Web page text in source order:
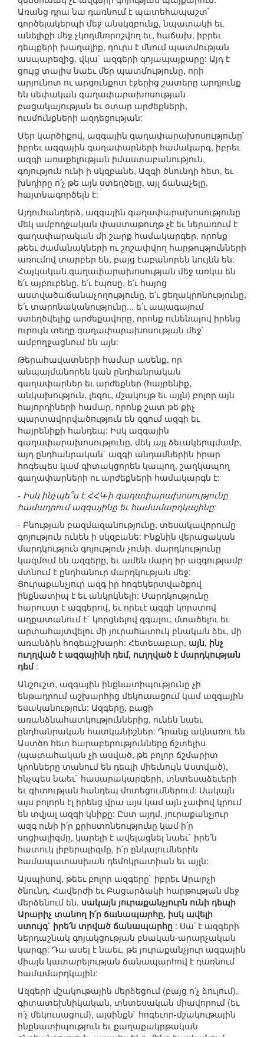
Առանց դրա նա դառնում է պատեհապաշտ`
գործելակերպի մեջ անսկզբունք, նպատակի եւ
անելիքի մեջ չկողմնորոշվող եւ, հաճախ, իբրեւ
դեպքերի խաղալիք, դուրս է մնում պատմության
ասպարեզից. վկա` ազգերի գոյապայքարը: Այդ է
ցույց տալիս նաեւ մեր պատմությունը, որի
արյունոտ ու արցունքոտ էջերից շատերը արդյունք
են սեփական գաղափարախոսության
բացակայության եւ օտար արժեքների,
ուսմունքների ազդեցության:
Մեր կարծիքով, ազգային գաղափարախոսությունը`
իբրեւ ազգային գաղափարների համակարգ, իբրեւ
ազգի առաքելության իմաստաբանություն,
գոյություն ունի ի սկզբանե, Ազգի ծնունդի հետ, եւ
խնդիրը ո՛չ թե այն ստեղծելը, այլ ճանաչելը,
հայտնագործելն է:
Այդուհանդերձ, ազգային գաղափարախոսությունը
մեկ ամբողջական փաստաթուղթ չէ եւ ներառում է
գաղափարական մի շարք համակարգեր, որոնք
թեեւ ժամանակների ու շոշափվող հարթությունների
առումով տարբեր են, բայց էաբանորեն նույնն են:
Հայկական գաղափարախոսության մեջ առկա են
ե՛ւ այբուբենը, ե՛ւ էպոսը, ե՛ւ հայոց
աստվածաճանաչողությունը, ե՛ւ ցեղակրոնությունը,
ե՛ւ տարոնականությունը... ե՛ւ ապագայում
ստեղծվելիք արժեքավորը, որոնք ունենալով իրենց
ուրույն տեղը գաղափարախոսության մեջ`
ամբողջացնում են այն:
Թերահավատների համար ասենք, որ
անպայմանորեն կան ընդհանրական
գաղափարներ եւ արժեքներ (հայրենիք,
անկախություն, լեզու, մշակույթ եւ այլն) բոլոր այն
հայորդիների համար, որոնք շատ թե քիչ
պարտավորվածություն են զգում ազգի եւ
հայրենիքի հանդեպ: Իսկ ազգային
գաղափարախոսությունը, մեկ այլ ձեւակերպմամբ,
այդ ընդհանրական` ազգի անդամներին իրար
հոգեպես կամ գիտակցորեն կապող, շաղկապող
գաղափարների ու արժեքների համակարգն է:
- Իսկ ինչպե՞ս է ՀՀԿ-ի գաղափարախոսությունը
համադրում ազգայինը եւ համամարդկայինը:
- Բնության բազմազանությունը, տեսակավորումը
գոյություն ունեն ի սկզբանե: Ինքնին վերացական
մարդկություն գոյություն չունի. մարդկությունը
կազմում են ազգերը, եւ ամեն մարդ իր ազգությամբ
մտնում է ընդհանուր մարդկության մեջ:
Յուրաքանչյուր ազգ իր հոգեկերտվածքով
ինքնատիպ է եւ անկրկնելի: Մարդկությունը
հարուստ է ազգերով, եւ որեւէ ազգի կորստով
աղքատանում է` կորցնելով զգալու, մտածելու եւ
արտահայտվելու մի յուրահատուկ բնական ձեւ, մի
առանձին հոգեաշխարհ: Հետեւաբար, այն, ինչ
ուղղված է ազգայինի դեմ, ուղղված է մարդկության
դեմ:
Անշուշտ, ազգային ինքնատիպությունը չի
ենթադրում աշխարհից մեկուսացում կամ ազգային
եսականություն: Ազգերը, բացի
առանձնահատկություններից, ունեն նաեւ
ընդհանրական հատկանիշներ: Դրանք ակնառու են
Աստծո հետ հարաբերությունները ճշտելիս
(պատահական չի ասված, թե բոլոր ճշմարիտ
կրոնները տանում են դեպի միեւնույն Աստված),
ինչպես նաեւ` հասարակարգերի, տնտեսաձեւերի
եւ գիտության հանդեպ մոտեցումներում: Սակայն
այս բոլորն էլ իրենց վրա այս կամ այն չափով կրում
են տվյալ ազգի կնիքը: Ըստ այդմ, յուրաքանչյուր
ազգ ունի ի՛ր քրիստոնեությունը կամ ի՛ր
սոցիալիզմը, կարելի է ավելացնել նաեւ` իրե՛ն
հատուկ լիբերալիզմը, ի՛ր ընկալումներին
համապատասխան դեմոկրատիան եւ այլն:
Այսպիսով, թեեւ բոլոր ազգերը` իբրեւ Արարչի
ծնունդ, Հավերժի եւ Բացարձակի հարթության մեջ
մերձենում են, սակայն յուրաքանչյուրն ունի դեպի
Արարիչ տանող ի՛ր ճանապարհը, իսկ ավելի
ստույգ` իրե՛ն տրված ճանապարհը : Սա՛ է ազգերի
ներդաշնակ գոյակցության բնական-արարչական
կարգը: Դա ասել է նաեւ, թե յուրաքանչյուր ազգային
միայն կատարելության ճանապարհով է դառնում
համամարդկային:
Ազգերի մշակութային մերձեցում (բայց ո՛չ ձուլում),
գիտատեխնիկական, տնտեսական միավորում (եւ
ո՛չ մեկուսացում), այսինքն` հոգեւոր-մշակութային
ինքնատիպություն եւ քաղաքակրթական